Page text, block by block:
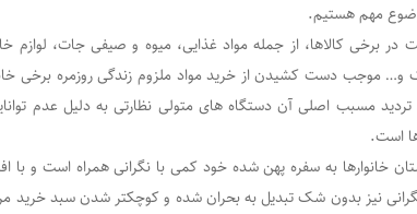
مهم هستیم.
درصدی قیمت در برخی کالاها، از جمله مواد غذایی، میوه و صیفی جات، لوازم
و… موجب دست کشیدن از خرید مواد ملزوم زندگی روزمره برخی
مسبب اصلی آن دستگاه های متولی نظارتی به دلیل عدم
است.
خانوار‌ها به سفره پهن شده خود کمی با نگرانی همراه است و با
نیز بدون شک تبدیل به بحران شده و کوچکتر شدن سبد خرید